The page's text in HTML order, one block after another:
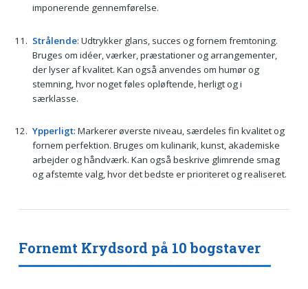
imponerende gennemførelse.
Strålende: Udtrykker glans, succes og fornem fremtoning.
Bruges om idéer, værker, præstationer og arrangementer,
der lyser af kvalitet. Kan også anvendes om humør og
stemning, hvor noget føles opløftende, herligt og i
særklasse.
Ypperligt: Markerer øverste niveau, særdeles fin kvalitet og
fornem perfektion. Bruges om kulinarik, kunst, akademiske
arbejder og håndværk. Kan også beskrive glimrende smag
og afstemte valg, hvor det bedste er prioriteret og realiseret.
Fornemt Krydsord på 10 bogstaver